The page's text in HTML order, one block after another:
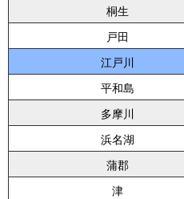
桐生
戸田
江戸川
平和島
多摩川
浜名湖
蒲郡
津